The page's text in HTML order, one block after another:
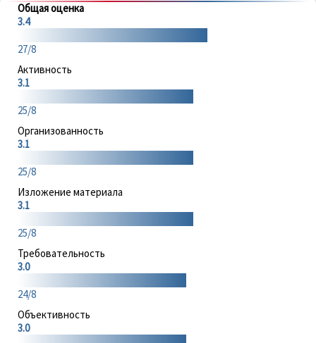
Общая оценка
3.4
27/8
Активность
3.1
25/8
Организованность
3.1
25/8
Изложение материала
3.1
25/8
Требовательность
3.0
24/8
Объективность
3.0